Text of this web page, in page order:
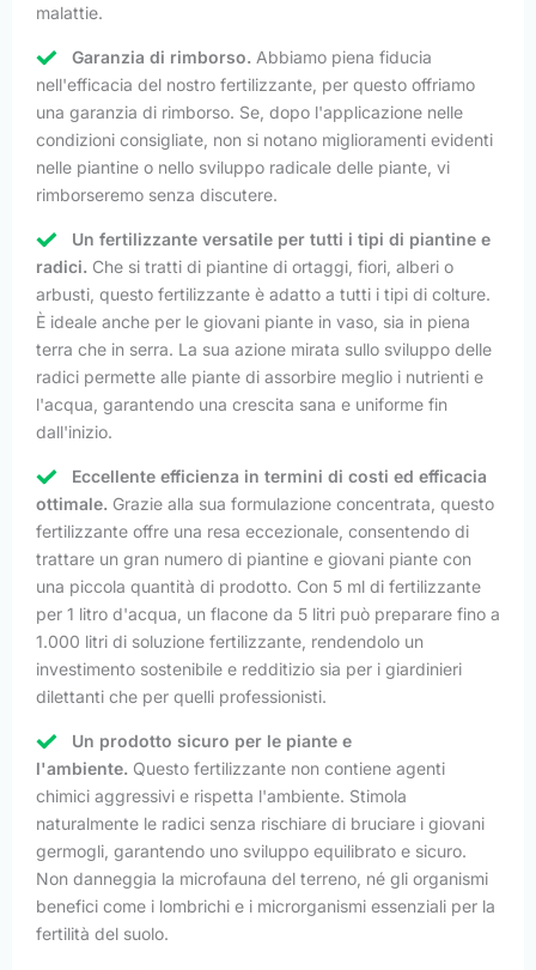
malattie.
Garanzia di rimborso. Abbiamo piena fiducia
nell'efficacia del nostro fertilizzante, per questo offriamo
una garanzia di rimborso. Se, dopo l'applicazione nelle
condizioni consigliate, non si notano miglioramenti evidenti
nelle piantine o nello sviluppo radicale delle piante, vi
rimborseremo senza discutere.
Un fertilizzante versatile per tutti i tipi di piantine e
radici. Che si tratti di piantine di ortaggi, fiori, alberi o
arbusti, questo fertilizzante è adatto a tutti i tipi di colture.
È ideale anche per le giovani piante in vaso, sia in piena
terra che in serra. La sua azione mirata sullo sviluppo delle
radici permette alle piante di assorbire meglio i nutrienti e
l'acqua, garantendo una crescita sana e uniforme fin
dall'inizio.
Eccellente efficienza in termini di costi ed efficacia
ottimale. Grazie alla sua formulazione concentrata, questo
fertilizzante offre una resa eccezionale, consentendo di
trattare un gran numero di piantine e giovani piante con
una piccola quantità di prodotto. Con 5 ml di fertilizzante
per 1 litro d'acqua, un flacone da 5 litri può preparare fino a
1.000 litri di soluzione fertilizzante, rendendolo un
investimento sostenibile e redditizio sia per i giardinieri
dilettanti che per quelli professionisti.
Un prodotto sicuro per le piante e
l'ambiente. Questo fertilizzante non contiene agenti
chimici aggressivi e rispetta l'ambiente. Stimola
naturalmente le radici senza rischiare di bruciare i giovani
germogli, garantendo uno sviluppo equilibrato e sicuro.
Non danneggia la microfauna del terreno, né gli organismi
benefici come i lombrichi e i microrganismi essenziali per la
fertilità del suolo.